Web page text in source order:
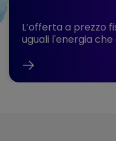
L’offerta a prezzo
uguali l'energia che